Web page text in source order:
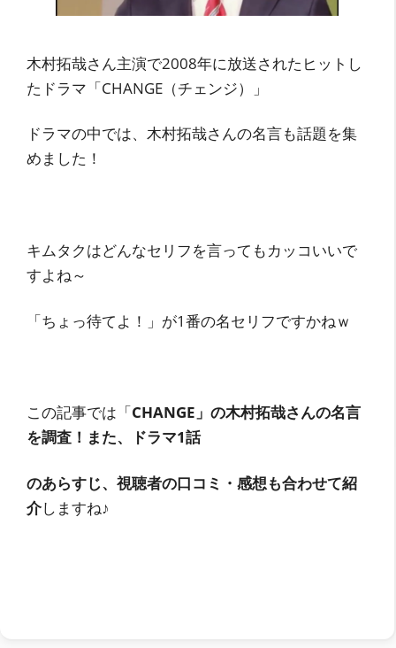
木村拓哉さん主演で2008年に放送されたヒットし
たドラマ「CHANGE（チェンジ）」
ドラマの中では、木村拓哉さんの名言も話題を集
めました！
キムタクはどんなセリフを言ってもカッコいいで
すよね～
「ちょっ待てよ！」が1番の名セリフですかねｗ
この記事では「CHANGE」の木村拓哉さんの名言
を調査！ また、ドラマ1話
のあらすじ、視聴者の口コミ・感想も合わせて紹
介しますね♪